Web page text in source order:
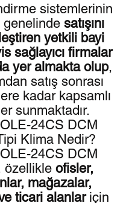
sistemlerinin
genelinde satışını
yetkili bayi
sağlayıcı firmalar
yer almakta olup,
satış sonrası
kadar kapsamlı
sunmaktadır.
24CS DCM
Klima Nedir?
24CS DCM
özellikle ofisler,
mağazalar,
ticari alanlariçin